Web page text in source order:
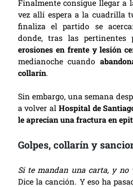
Finalmente consigue llegar a
vez allí espera a la cuadrilla
finaliza el partido se
donde, tras las pertinentes
erosiones en frente y lesión
medianoche cuando
collarín.
Sin embargo, una semana
a volver al Hospital de
le aprecian una fractura en
Golpes, collarín y
Si te mandan una carta, y no
Dice la canción. Y eso ha